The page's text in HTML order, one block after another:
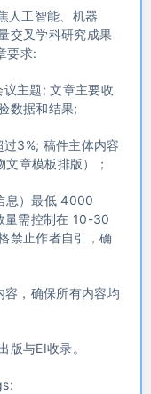
人工智能、机器
交叉学科研究成果
要求:
议主题; 文章主要收
数据和结果;
过3%; 稿件主体内容
文章模板排版）；
息）最低 4000
量需控制在 10-30
禁止作者自引，确
容，确保所有内容均
版与EI收录。